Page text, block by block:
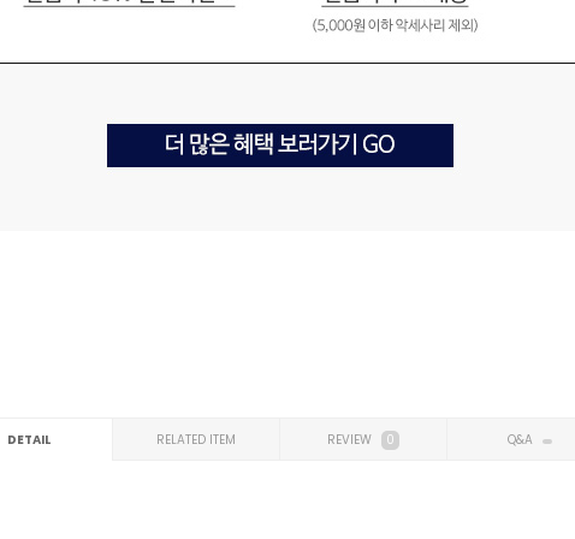
DETAIL RELATED ITEM REVIEW 0 Q&A